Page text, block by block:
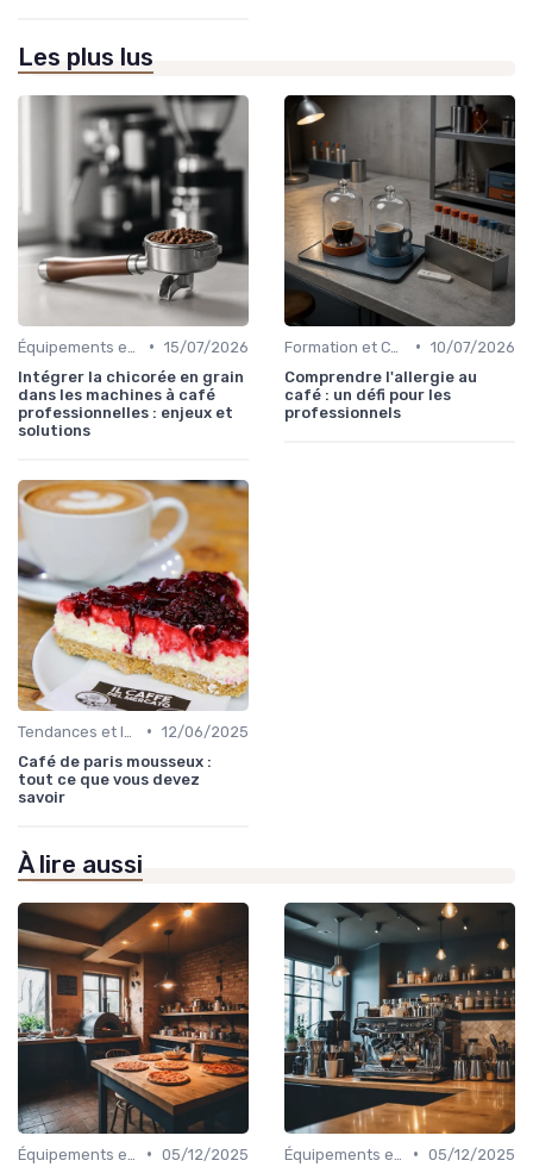
Les plus lus
• 15/07/2026
Intégrer la chicorée en grain
dans les machines à café
professionnelles : enjeux et
solutions
• 10/07/2026
Comprendre l'allergie au
café : un défi pour les
professionnels
• 12/06/2025
Café de paris mousseux :
tout ce que vous devez
savoir
À lire aussi
• 05/12/2025
• 05/12/2025